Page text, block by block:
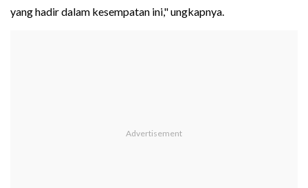
yang hadir dalam kesempatan ini," ungkapnya.